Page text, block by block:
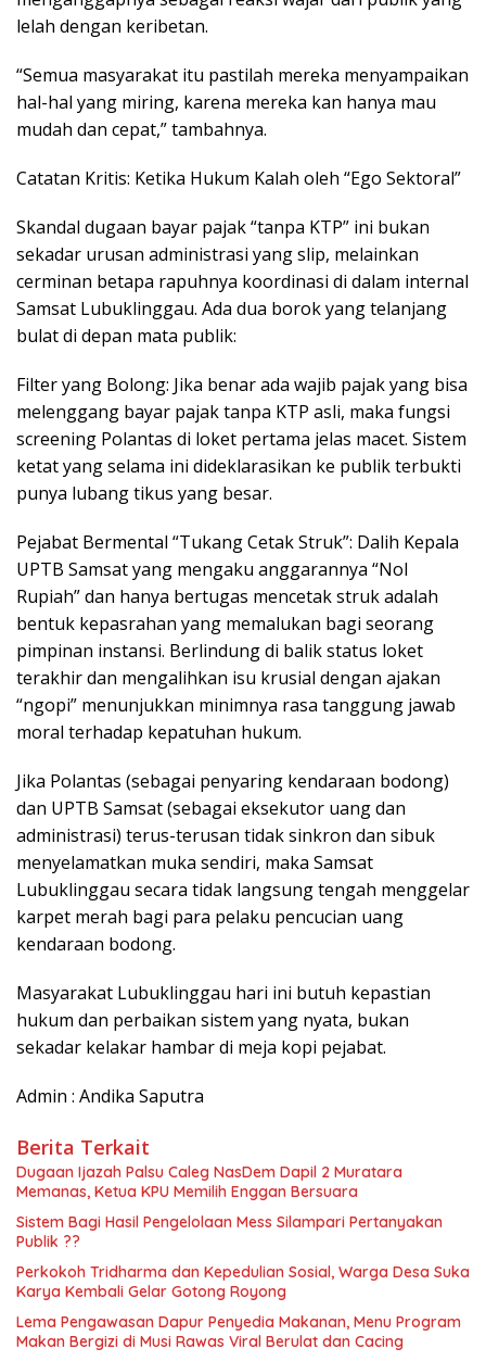
lelah dengan keribetan.
“Semua masyarakat itu pastilah mereka menyampaikan
hal-hal yang miring, karena mereka kan hanya mau
mudah dan cepat,” tambahnya.
​Catatan Kritis: Ketika Hukum Kalah oleh “Ego Sektoral”
​Skandal dugaan bayar pajak “tanpa KTP” ini bukan
sekadar urusan administrasi yang slip, melainkan
cerminan betapa rapuhnya koordinasi di dalam internal
Samsat Lubuklinggau. Ada dua borok yang telanjang
bulat di depan mata publik:
​Filter yang Bolong: Jika benar ada wajib pajak yang bisa
melenggang bayar pajak tanpa KTP asli, maka fungsi
screening Polantas di loket pertama jelas macet. Sistem
ketat yang selama ini dideklarasikan ke publik terbukti
punya lubang tikus yang besar.
​Pejabat Bermental “Tukang Cetak Struk”: Dalih Kepala
UPTB Samsat yang mengaku anggarannya “Nol
Rupiah” dan hanya bertugas mencetak struk adalah
bentuk kepasrahan yang memalukan bagi seorang
pimpinan instansi. Berlindung di balik status loket
terakhir dan mengalihkan isu krusial dengan ajakan
“ngopi” menunjukkan minimnya rasa tanggung jawab
moral terhadap kepatuhan hukum.
​Jika Polantas (sebagai penyaring kendaraan bodong)
dan UPTB Samsat (sebagai eksekutor uang dan
administrasi) terus-terusan tidak sinkron dan sibuk
menyelamatkan muka sendiri, maka Samsat
Lubuklinggau secara tidak langsung tengah menggelar
karpet merah bagi para pelaku pencucian uang
kendaraan bodong.
​Masyarakat Lubuklinggau hari ini butuh kepastian
hukum dan perbaikan sistem yang nyata, bukan
sekadar kelakar hambar di meja kopi pejabat.
Admin : Andika Saputra
Berita Terkait
Dugaan Ijazah Palsu Caleg NasDem Dapil 2 Muratara
Memanas, Ketua KPU Memilih Enggan Bersuara
Sistem Bagi Hasil Pengelolaan Mess Silampari Pertanyakan
Publik ??
Perkokoh Tridharma dan Kepedulian Sosial, Warga Desa Suka
Karya Kembali Gelar Gotong Royong
Lema Pengawasan Dapur Penyedia Makanan, Menu Program
Makan Bergizi di Musi Rawas Viral Berulat dan Cacing